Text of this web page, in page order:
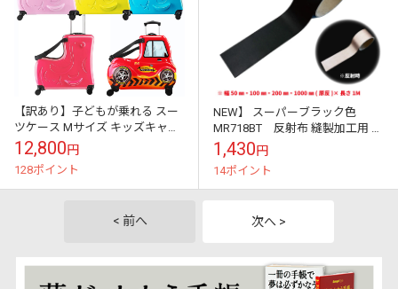
【訳あり】子どもが乗れる スー
ツケース Mサイズ キッズキャリ
ー 乗れるキャリー 子供用 キャリ
ーケース スーツケース 乗れる
子...
12,800円
128ポイント
NEW】 スーパーブラック色
MR718BT 反射布 縫製加工用 幅
4サイズ×長さ1M ユニチカスパ
ークライト社製
1,430円
14ポイント
< 前へ 次へ >